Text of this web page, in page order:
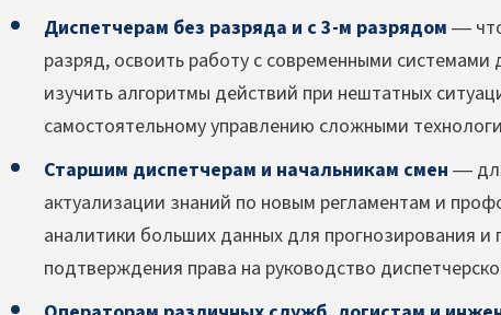
Диспетчерам без разряда и с 3-м разрядом —
разряд, освоить работу с современными
изучить алгоритмы действий при нештатных
самостоятельному управлению сложными
Старшим диспетчерам и начальникам смен —
актуализации знаний по новым регламентам и
аналитики больших данных для прогнозирования
подтверждения права на руководство